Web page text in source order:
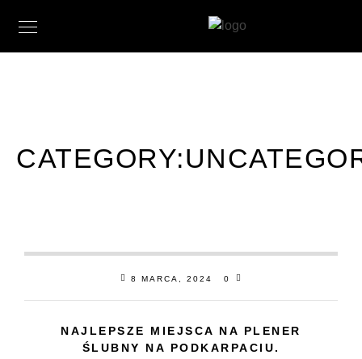
CATEGORY:
8 MARCA, 2024 0
NAJLEPSZE MIEJSCA NA PLENER
ŚLUBNY NA PODKARPACIU.